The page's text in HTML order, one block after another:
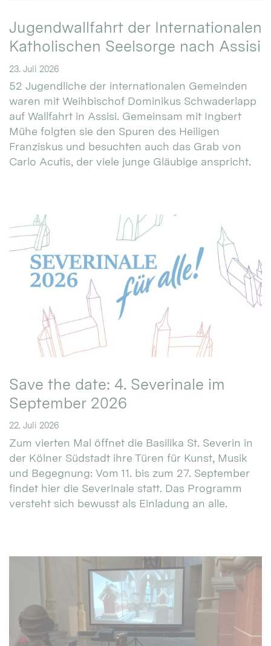
Jugendwallfahrt der Internationalen
Katholischen Seelsorge nach Assisi
23. Juli 2026
52 Jugendliche der internationalen Gemeinden
waren mit Weihbischof Dominikus Schwaderlapp
auf Wallfahrt in Assisi. Gemeinsam mit Ingbert
Mühe folgten sie den Spuren des Heiligen
Franziskus und besuchten auch das Grab von
Carlo Acutis, der viele junge Gläubige anspricht.
Save the date: 4. Severinale im
September 2026
22. Juli 2026
Zum vierten Mal öffnet die Basilika St. Severin in
der Kölner Südstadt ihre Türen für Kunst, Musik
und Begegnung: Vom 11. bis zum 27. September
findet hier die Severinale statt. Das Programm
versteht sich bewusst als Einladung an alle.